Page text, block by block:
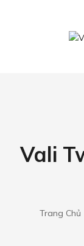
Vali
Trang Chủ